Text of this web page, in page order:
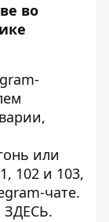
во
или
102 и 103,
чате.
ЗДЕСЬ.